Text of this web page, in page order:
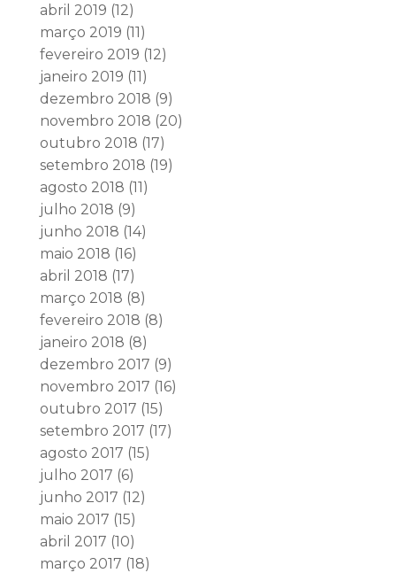
abril 2019 (12)
março 2019 (11)
fevereiro 2019 (12)
janeiro 2019 (11)
dezembro 2018 (9)
novembro 2018 (20)
outubro 2018 (17)
setembro 2018 (19)
agosto 2018 (11)
julho 2018 (9)
junho 2018 (14)
maio 2018 (16)
abril 2018 (17)
março 2018 (8)
fevereiro 2018 (8)
janeiro 2018 (8)
dezembro 2017 (9)
novembro 2017 (16)
outubro 2017 (15)
setembro 2017 (17)
agosto 2017 (15)
julho 2017 (6)
junho 2017 (12)
maio 2017 (15)
abril 2017 (10)
março 2017 (18)